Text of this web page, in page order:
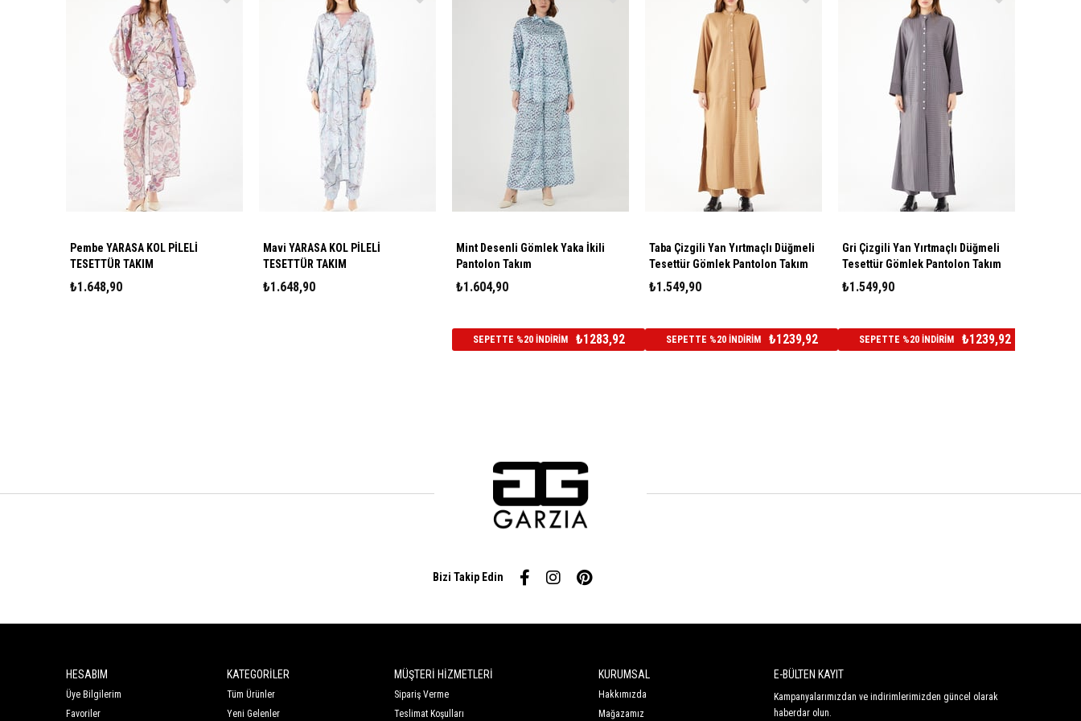
Pembe YARASA KOL PİLELİ
TESETTÜR TAKIM
₺1.648,90
Mavi YARASA KOL PİLELİ
TESETTÜR TAKIM
₺1.648,90
Mint Desenli Gömlek Yaka İkili
Pantolon Takım
₺1.604,90
SEPETTE %20 İNDİRİM ₺1283,92
Taba Çizgili Yan Yırtmaçlı Düğmeli
Tesettür Gömlek Pantolon Takım
₺1.549,90
SEPETTE %20 İNDİRİM ₺1239,92
Gri Çizgili Yan Yırtmaçlı Düğmeli
Tesettür Gömlek Pantolon Takım
₺1.549,90
SEPETTE %20 İNDİRİM ₺1239,92
Bizi Takip Edin
HESABIM
Üye Bilgilerim
Favoriler
KATEGORİLER
Tüm Ürünler
Yeni Gelenler
MÜŞTERİ HİZMETLERİ
Sipariş Verme
Teslimat Koşulları
KURUMSAL
Hakkımızda
Mağazamız
E-BÜLTEN KAYIT
Kampanyalarımızdan ve indirimlerimizden güncel olarak
haberdar olun.